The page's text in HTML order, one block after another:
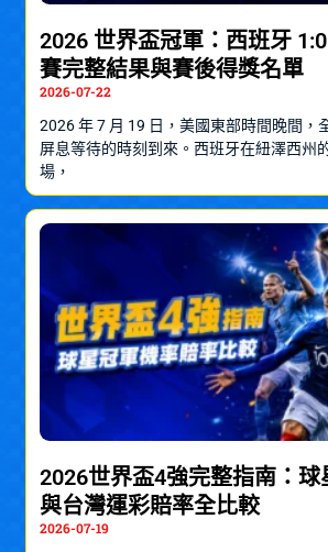
2026 世界盃冠軍：西班牙
賽完整結果與賽後得獎名單
2026-07-22
2026 年 7 月 19 日，美國東部時間晚間，
屏息等待的時刻到來。西班牙在紐澤西州
場，
2026世界盃4強完整指南：球
與台灣運彩賠率全比較
2026-07-19